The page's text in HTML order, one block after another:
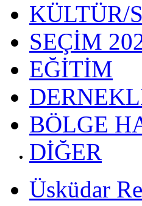
KÜLTÜR/
SEÇİM
EĞİTİM
BÖLGE
DİĞER
Üsküdar